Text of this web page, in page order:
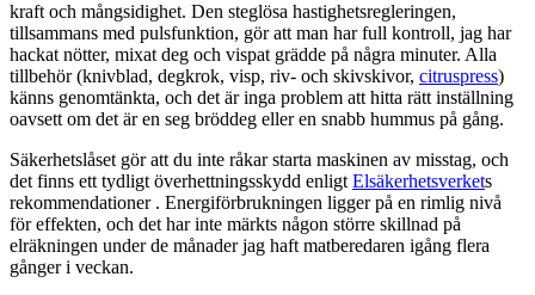
kraft och mångsidighet. Den steglösa hastighetsregleringen,
tillsammans med pulsfunktion, gör att man har full kontroll, jag har
hackat nötter, mixat deg och vispat grädde på några minuter. Alla
tillbehör (knivblad, degkrok, visp, riv- och skivskivor, citruspress)
känns genomtänkta, och det är inga problem att hitta rätt inställning
oavsett om det är en seg bröddeg eller en snabb hummus på gång.
Säkerhetslåset gör att du inte råkar starta maskinen av misstag, och
det finns ett tydligt överhettningsskydd enligt Elsäkerhetsverkets
rekommendationer . Energiförbrukningen ligger på en rimlig nivå
för effekten, och det har inte märkts någon större skillnad på
elräkningen under de månader jag haft matberedaren igång flera
gånger i veckan.